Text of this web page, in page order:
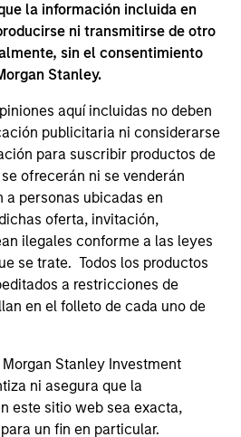
la información incluida en
ni transmitirse de otro
sin el consentimiento
Stanley.
aquí incluidas no deben
publicitaria ni considerarse
para suscribir productos de
ofrecerán ni se venderán
a personas ubicadas en
oferta, invitación,
ilegales conforme a las leyes
se trate. Todos los productos
a restricciones de
en el folleto de cada uno de
Stanley Investment
ni asegura que la
este sitio web sea exacta,
un fin en particular.
will perform well in the future (for
and service marks above
owners. The information
authorized, sponsored, or
owners. By clicking on any
that you are navigating to a
these hyperlinks to you
the inclusion of any hyperlink is
endorsement, approval,
or monitoring by us of any
hyperlinked site. In no event
the information contained on
site.